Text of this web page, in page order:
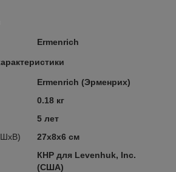
Ermenrich
Ermenrich (Эрменрих)
0.18 кг
5 лет
27x8x6 см
КНР для Levenhuk, Inc.
(США)